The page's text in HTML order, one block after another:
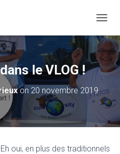
le VLOG !
on 20 novembre 2019
Eh oui, en plus des traditionnels